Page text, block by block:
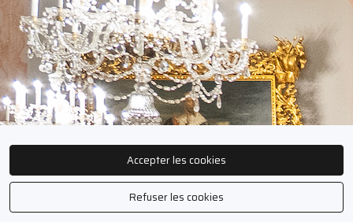
Accepter les cookies
Refuser les cookies